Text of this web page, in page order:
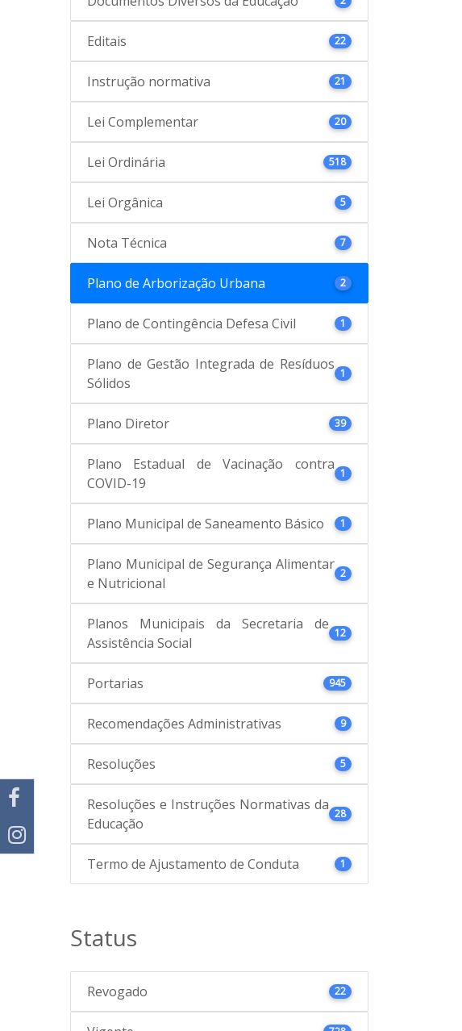
Editais 22
Instrução normativa 21
Lei Complementar 20
Lei Ordinária 518
Lei Orgânica 5
Nota Técnica 7
Plano de Arborização Urbana 2
Plano de Contingência Defesa Civil 1
Plano de Gestão Integrada de Resíduos
Sólidos
1
Plano Diretor 39
Plano Estadual de Vacinação contra
COVID-19
1
Plano Municipal de Saneamento Básico 1
Plano Municipal de Segurança Alimentar
e Nutricional
2
Planos Municipais da Secretaria de
Assistência Social
12
Portarias 945
Recomendações Administrativas 9
Resoluções 5
Resoluções e Instruções Normativas da
Educação
28
Termo de Ajustamento de Conduta 1
Status
Revogado 22